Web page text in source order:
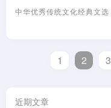
中华优秀传统文化经典文选
1 2 3
近期文章